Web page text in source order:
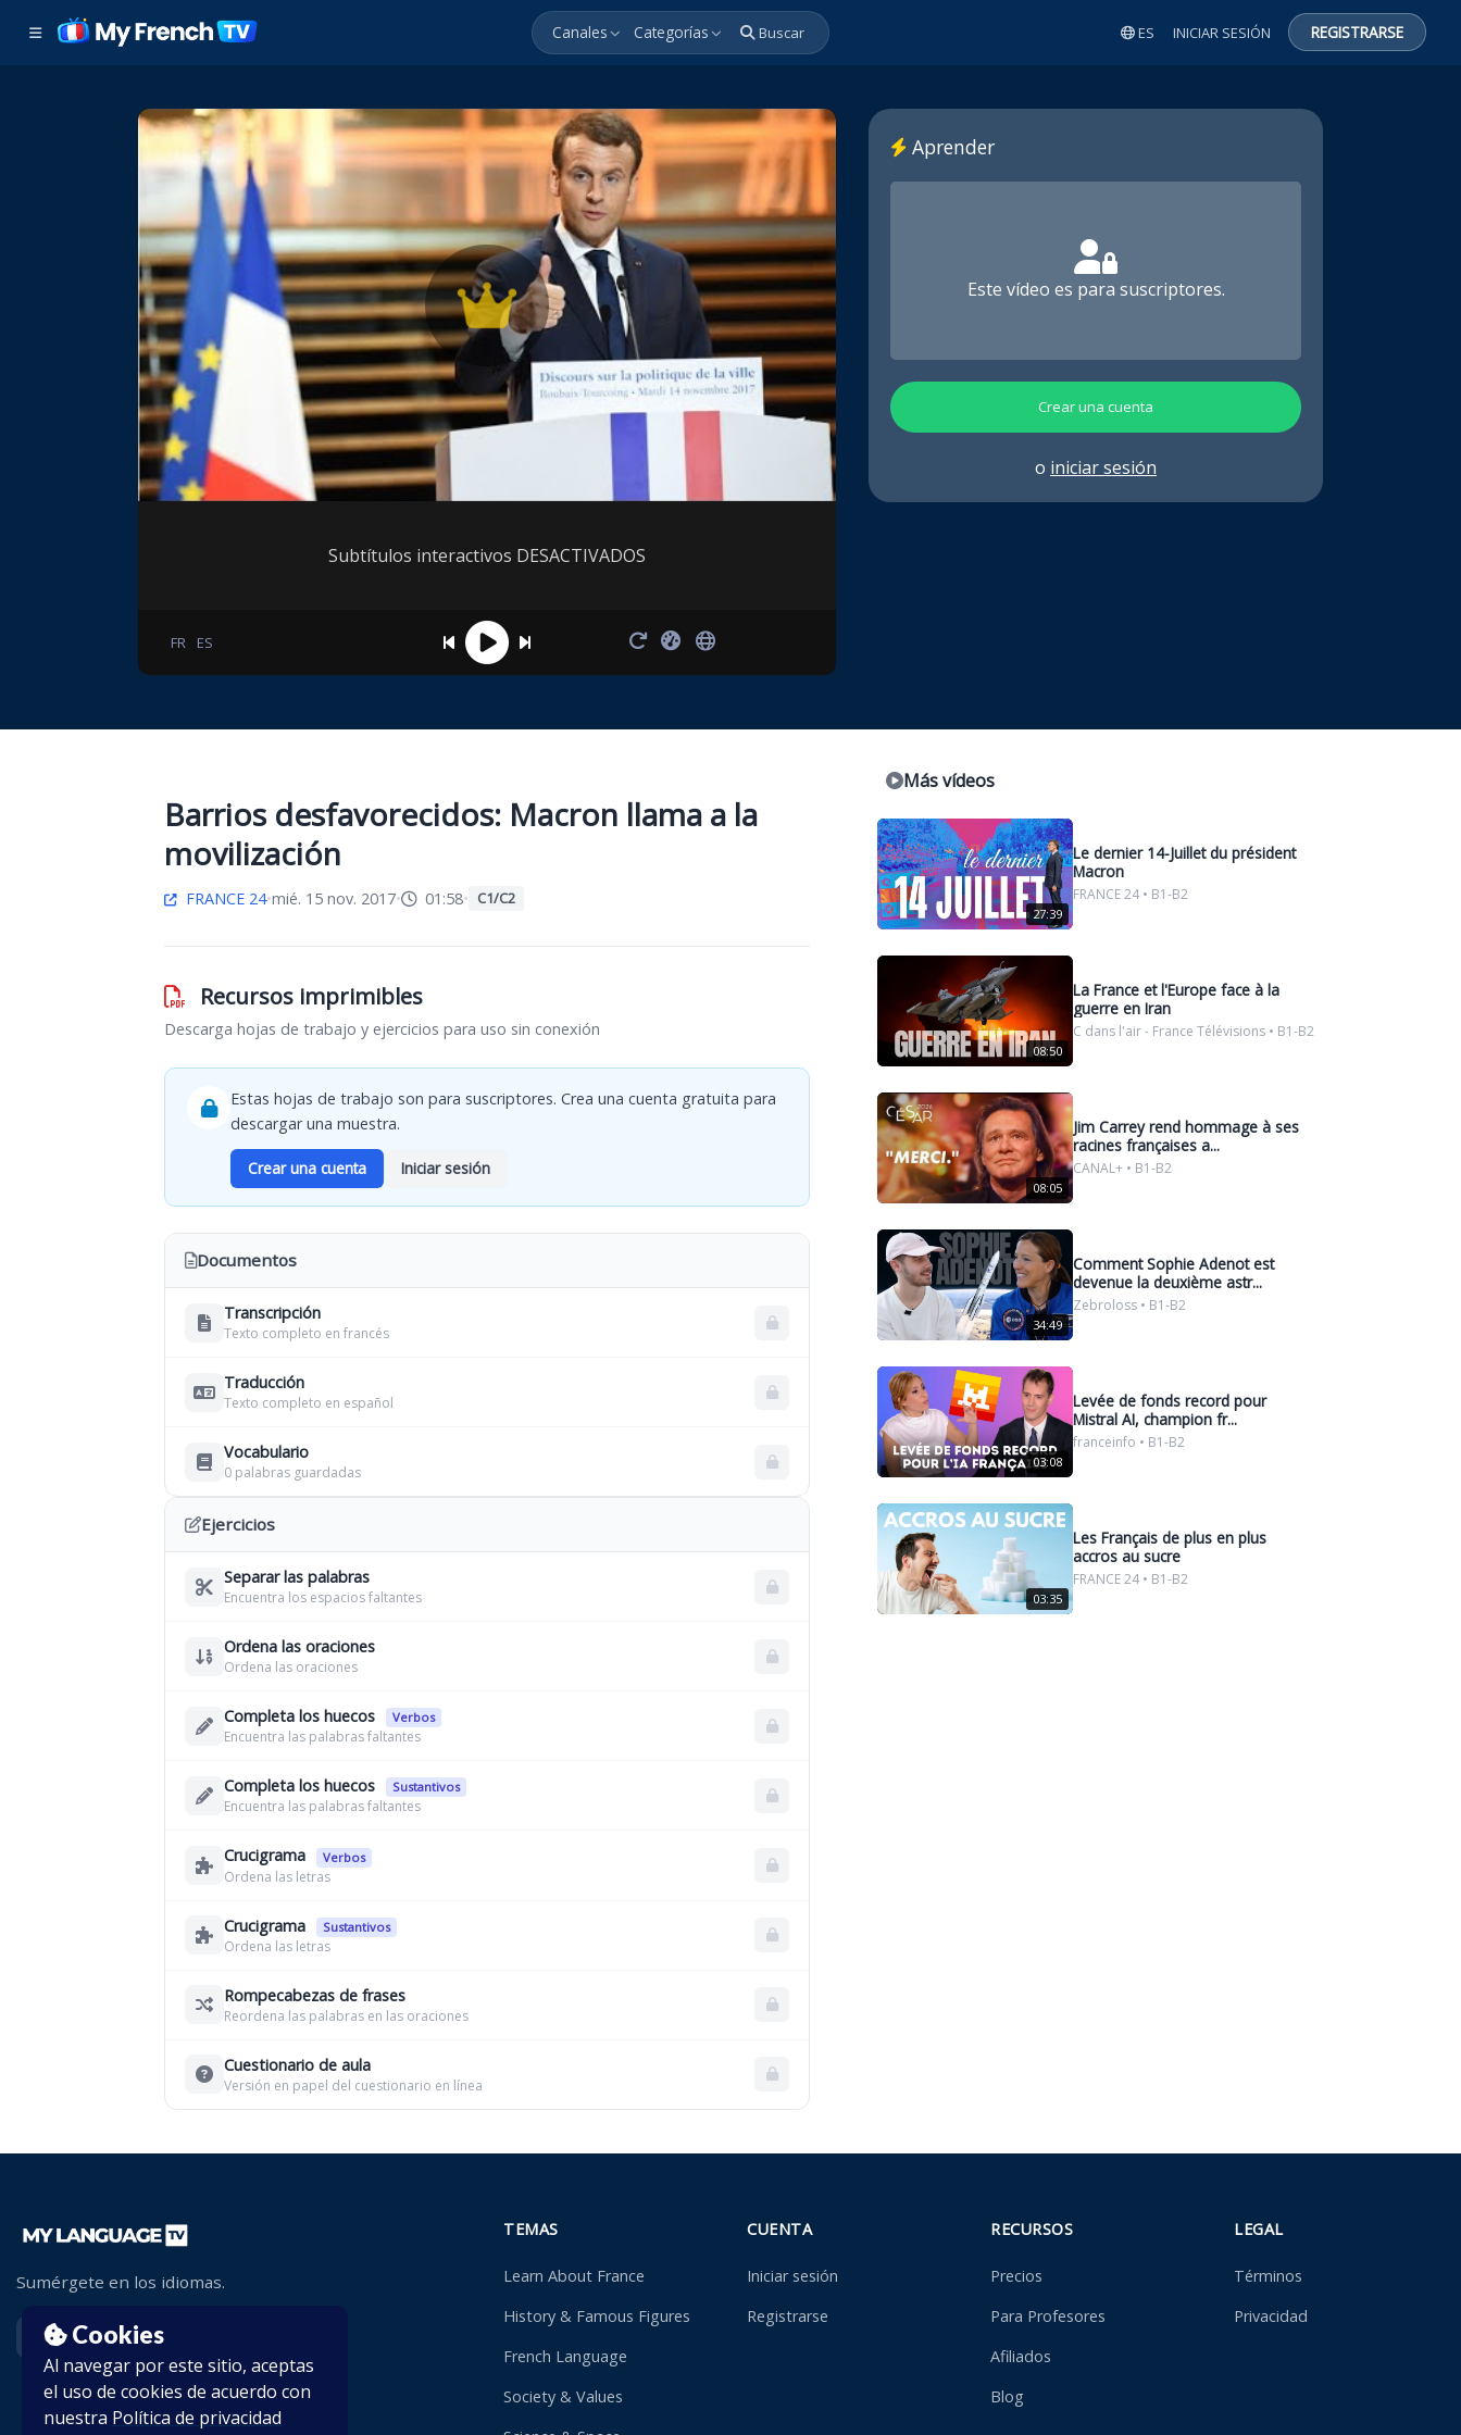
Cookies
Al navegar por este sitio, aceptas
el uso de cookies de acuerdo con
nuestra Política de privacidad
Canales Categorías Buscar ES INICIAR SESIÓN REGISTRARSE
Subtítulos interactivos DESACTIVADOS
FR ES
Aprender
Este vídeo es para suscriptores.
Crear una cuenta
o iniciar sesión
Barrios desfavorecidos: Macron llama a la
movilización
FRANCE 24•mié. 15 nov. 2017• 01:58• C1/C2
Recursos imprimibles
Descarga hojas de trabajo y ejercicios para uso sin conexión
Estas hojas de trabajo son para suscriptores. Crea una cuenta gratuita para
descargar una muestra.
Crear una cuenta Iniciar sesión
Documentos
Transcripción
Texto completo en francés
Traducción
Texto completo en español
Vocabulario
0 palabras guardadas
Ejercicios
Separar las palabras
Encuentra los espacios faltantes
Ordena las oraciones
Ordena las oraciones
Completa los huecos Verbos
Encuentra las palabras faltantes
Completa los huecos Sustantivos
Encuentra las palabras faltantes
Crucigrama Verbos
Ordena las letras
Crucigrama Sustantivos
Ordena las letras
Rompecabezas de frases
Reordena las palabras en las oraciones
Cuestionario de aula
Versión en papel del cuestionario en línea
Más vídeos
27:39
Le dernier 14-Juillet du président
Macron
FRANCE 24 • B1-B2
08:50
La France et l'Europe face à la
guerre en Iran
C dans l'air - France Télévisions • B1-B2
08:05
Jim Carrey rend hommage à ses
racines françaises a...
CANAL+ • B1-B2
34:49
Comment Sophie Adenot est
devenue la deuxième astr...
Zebroloss • B1-B2
03:08
Levée de fonds record pour
Mistral AI, champion fr...
franceinfo • B1-B2
03:35
Les Français de plus en plus
accros au sucre
FRANCE 24 • B1-B2
Sumérgete en los idiomas.
TEMAS
Learn About France
History & Famous Figures
French Language
Society & Values
CUENTA
Iniciar sesión
Registrarse
RECURSOS
Precios
Para Profesores
Afiliados
Blog
LEGAL
Términos
Privacidad